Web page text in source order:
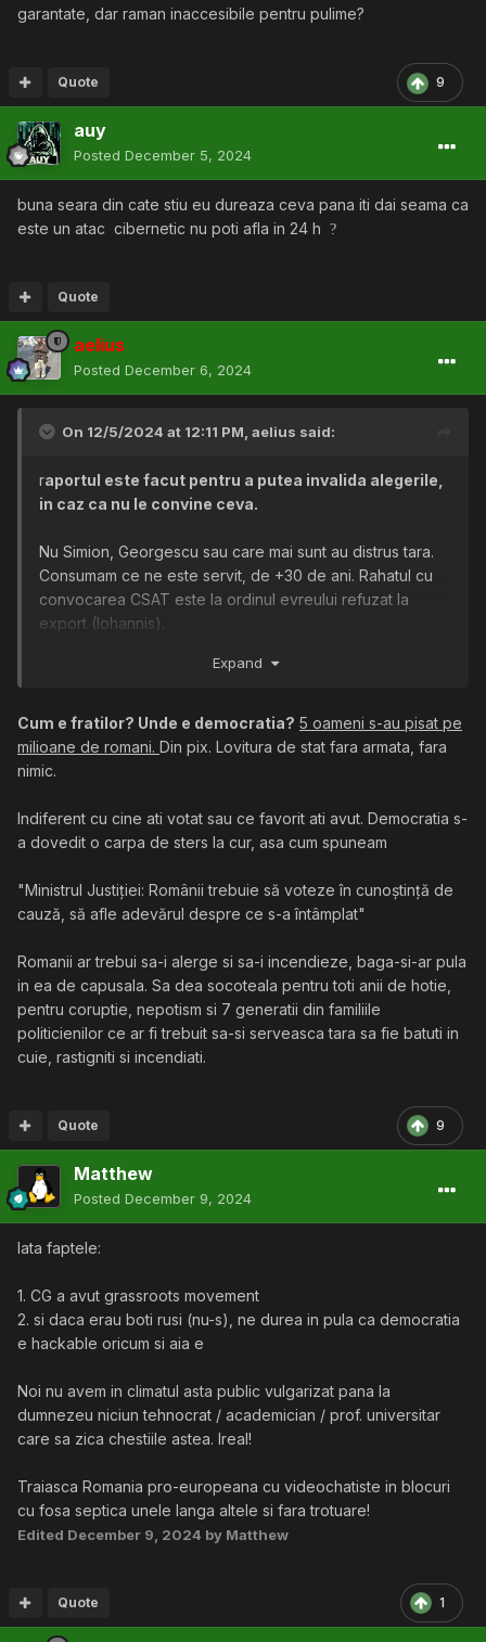
garantate, dar raman inaccesibile pentru pulime?
9
Quote
auy
Posted December 5, 2024
buna seara din cate stiu eu dureaza ceva pana iti dai seama ca
este un atac cibernetic nu poti afla in 24 h ?
Quote
aelius
Posted December 6, 2024
On 12/5/2024 at 12:11 PM, aelius said:
raportul este facut pentru a putea invalida alegerile,
in caz ca nu le convine ceva.
Nu Simion, Georgescu sau care mai sunt au distrus tara.
Consumam ce ne este servit, de +30 de ani. Rahatul cu
convocarea CSAT este la ordinul evreului refuzat la
export (Iohannis).
Pentru cei care striga "vrem democratie" – ce fel de
sunt libere doar pe hartie, dar de fapt manipulate
prin propaganda si populism? Sau poate cea in care
institutiile, platite din bani publici, se autointituleaza
preferati varianta in care drepturile sunt garantate,
dar raman inaccesibile pentru pulime?
Expand
Cum e fratilor? Unde e democratia? 5 oameni s-au pisat pe
milioane de romani. Din pix. Lovitura de stat fara armata, fara
nimic.
Indiferent cu cine ati votat sau ce favorit ati avut. Democratia s-
a dovedit o carpa de sters la cur, asa cum spuneam
"Ministrul Justiției: Românii trebuie să voteze în cunoștință de
cauză, să afle adevărul despre ce s-a întâmplat"
Romanii ar trebui sa-i alerge si sa-i incendieze, baga-si-ar pula
in ea de capusala. Sa dea socoteala pentru toti anii de hotie,
pentru coruptie, nepotism si 7 generatii din familiile
politicienilor ce ar fi trebuit sa-si serveasca tara sa fie batuti in
cuie, rastigniti si incendiati.
9
Quote
Matthew
Posted December 9, 2024
Iata faptele:
1. CG a avut grassroots movement
2. si daca erau boti rusi (nu-s), ne durea in pula ca democratia
e hackable oricum si aia e
Noi nu avem in climatul asta public vulgarizat pana la
dumnezeu niciun tehnocrat / academician / prof. universitar
care sa zica chestiile astea. Ireal!
Traiasca Romania pro-europeana cu videochatiste in blocuri
cu fosa septica unele langa altele si fara trotuare!
Edited December 9, 2024 by Matthew
1
Quote